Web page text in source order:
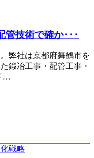
管技術で確か･･･
弊社は京都府舞鶴市を
鍛冶工事・配管工事・
…